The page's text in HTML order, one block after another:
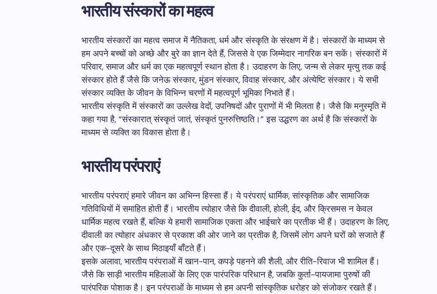
भारतीय संस्कारों का महत्व
भारतीय संस्कारों का महत्व समाज में नैतिकता, धर्म और संस्कृति के संरक्षण में है। संस्कारों के माध्यम से
हम अपने बच्चों को अच्छे और बुरे का ज्ञान देते हैं, जिससे वे एक जिम्मेदार नागरिक बन सकें। संस्कारों में
परिवार, समाज और धर्म का एक महत्वपूर्ण स्थान होता है। उदाहरण के लिए, जन्म से लेकर मृत्यु तक कई
संस्कार होते हैं जैसे कि जनेऊ संस्कार, मुंडन संस्कार, विवाह संस्कार, और अंत्येष्टि संस्कार। ये सभी
संस्कार व्यक्ति के जीवन के विभिन्न चरणों में महत्वपूर्ण भूमिका निभाते हैं।
भारतीय संस्कृति में संस्कारों का उल्लेख वेदों, उपनिषदों और पुराणों में भी मिलता है। जैसे कि मनुस्मृति में
कहा गया है, “संस्कारात् संस्कृतं जातं, संस्कृतं पुनरुत्तिष्ठति।” इस उद्धरण का अर्थ है कि संस्कारों के
माध्यम से व्यक्ति का विकास होता है।
भारतीय परंपराएं
भारतीय परंपराएं हमारे जीवन का अभिन्न हिस्सा हैं। ये परंपराएं धार्मिक, सांस्कृतिक और सामाजिक
गतिविधियों में समाहित होती हैं। भारतीय त्योहार जैसे कि दीवाली, होली, ईद, और क्रिसमस न केवल
धार्मिक महत्व रखते हैं, बल्कि ये हमारी सामाजिक एकता और भाईचारे का प्रतीक भी हैं। उदाहरण के लिए,
दीवाली का त्योहार अंधकार से प्रकाश की ओर जाने का प्रतीक है, जिसमें लोग अपने घरों को सजाते हैं
और एक-दूसरे के साथ मिठाइयाँ बाँटते हैं।
इसके अलावा, भारतीय परंपराओं में खान-पान, कपड़े पहनने की शैली, और रीति-रिवाज भी शामिल हैं।
जैसे कि साड़ी भारतीय महिलाओं के लिए एक पारंपरिक परिधान है, जबकि कुर्ता-पायजामा पुरुषों की
पारंपरिक पोशाक है। इन परंपराओं के माध्यम से हम अपनी सांस्कृतिक धरोहर को संजोकर रखते हैं।